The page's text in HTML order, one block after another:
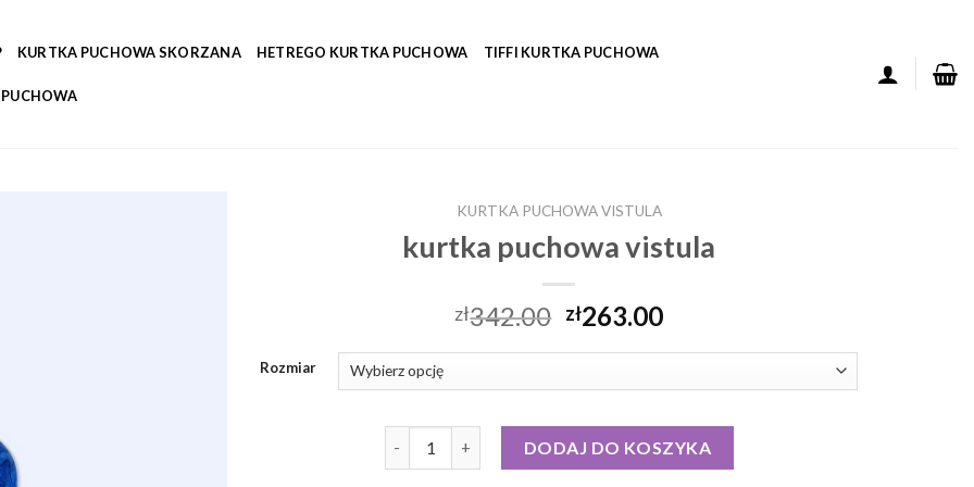
KURTKA PUCHOWA SKORZANA HETREGO KURTKA PUCHOWA TIFFI KURTKA PUCHOWA
KURTKA PUCHOWA VISTULA
kurtka puchowa vistula
zł342.00 zł263.00
Rozmiar
DODAJ DO KOSZYKA